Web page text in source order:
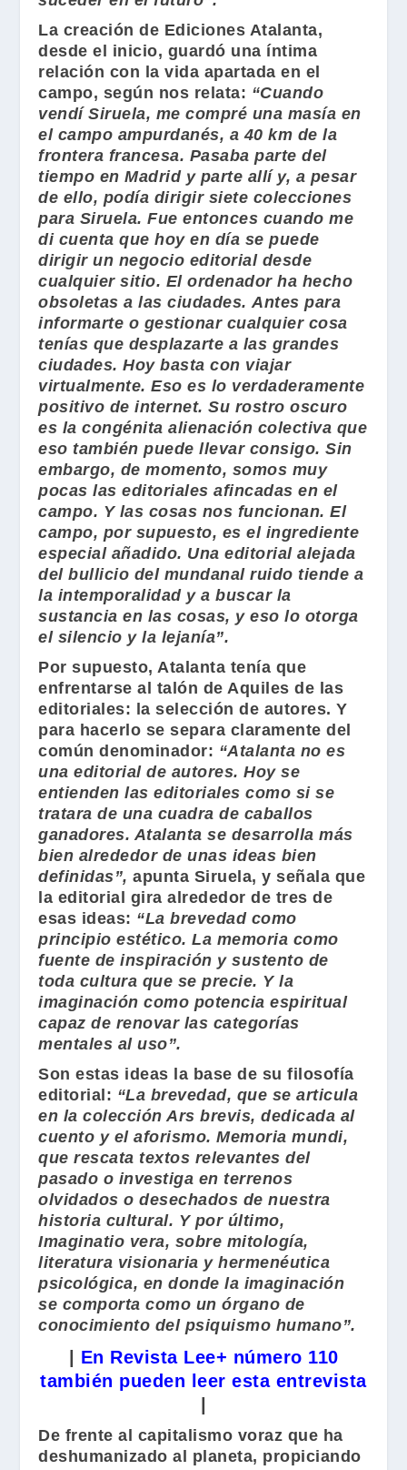
La creación de Ediciones Atalanta,
desde el inicio, guardó una íntima
relación con la vida apartada en el
campo, según nos relata: “Cuando
vendí Siruela, me compré una masía en
el campo ampurdanés, a 40 km de la
frontera francesa. Pasaba parte del
tiempo en Madrid y parte allí y, a pesar
de ello, podía dirigir siete colecciones
para Siruela. Fue entonces cuando me
di cuenta que hoy en día se puede
dirigir un negocio editorial desde
cualquier sitio. El ordenador ha hecho
obsoletas a las ciudades. Antes para
informarte o gestionar cualquier cosa
tenías que desplazarte a las grandes
ciudades. Hoy basta con viajar
virtualmente. Eso es lo verdaderamente
positivo de internet. Su rostro oscuro
es la congénita alienación colectiva que
eso también puede llevar consigo. Sin
embargo, de momento, somos muy
pocas las editoriales afincadas en el
campo. Y las cosas nos funcionan. El
campo, por supuesto, es el ingrediente
especial añadido. Una editorial alejada
del bullicio del mundanal ruido tiende a
la intemporalidad y a buscar la
sustancia en las cosas, y eso lo otorga
el silencio y la lejanía”.
Por supuesto,Atalanta tenía que
enfrentarse al talón de Aquiles de las
editoriales: la selección de autores. Y
para hacerlo se separa claramente del
común denominador: “Atalanta no es
una editorial de autores. Hoy se
entienden las editoriales como si se
tratara de una cuadra de caballos
ganadores. Atalanta se desarrolla más
bien alrededor de unas ideas bien
definidas”, apunta Siruela, y señala que
la editorial gira alrededor de tres de
esas ideas: “La brevedad como
principio estético. La memoria como
fuente de inspiración y sustento de
toda cultura que se precie. Y la
imaginación como potencia espiritual
capaz de renovar las categorías
mentales al uso”.
Son estas ideas la base de su filosofía
editorial: “La brevedad, que se articula
en la colección Ars brevis, dedicada al
cuento y el aforismo. Memoria mundi,
que rescata textos relevantes del
pasado o investiga en terrenos
olvidados o desechados de nuestra
historia cultural. Y por último,
Imaginatio vera, sobre mitología,
literatura visionaria y hermenéutica
psicológica, en donde la imaginación
se comporta como un órgano de
conocimiento del psiquismo humano”.
En Revista Lee+ número 110
también pueden leer esta entrevista
De frente al capitalismo voraz que ha
deshumanizado al planeta, propiciando